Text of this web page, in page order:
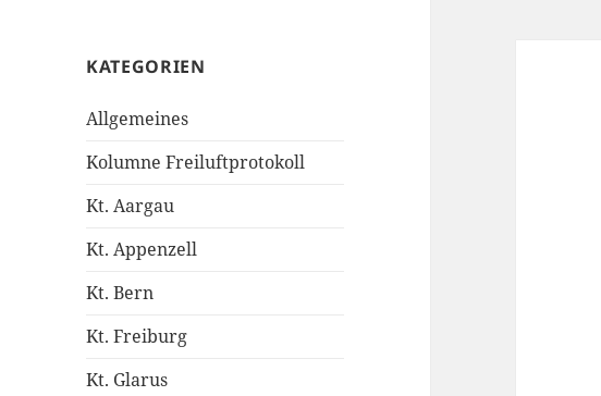
KATEGORIEN
Allgemeines
Kolumne Freiluftprotokoll
Kt. Aargau
Kt. Appenzell
Kt. Bern
Kt. Freiburg
Kt. Glarus